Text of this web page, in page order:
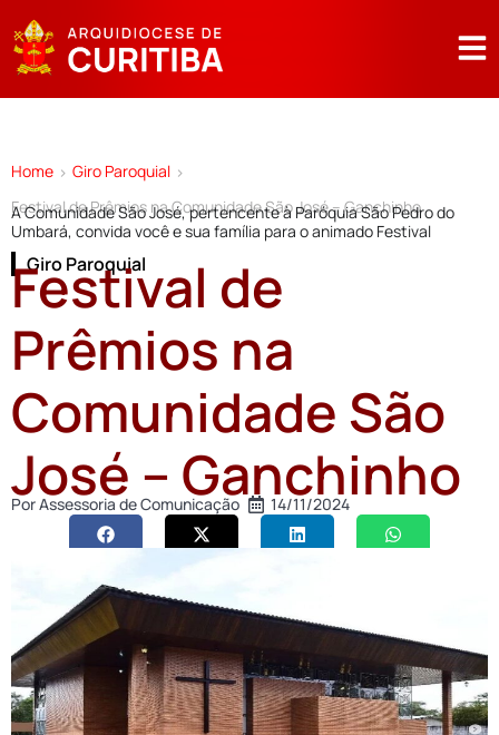
Home > Giro Paroquial >
Festival de Prêmios na Comunidade São José – Ganchinho
A Comunidade São José, pertencente à Paróquia São Pedro do
Umbará, convida você e sua família para o animado Festival
Giro Paroquial
Festival de
Prêmios na
Comunidade São
José – Ganchinho
PorAssessoria de Comunicação 14/11/2024